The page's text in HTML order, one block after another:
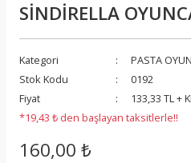
SİNDİRELLA
Kategori
PASTA
Stok Kodu
0192
Fiyat
133,33 TL +
*19,43 ₺ den başlayan taksitlerle!!
160,00 ₺